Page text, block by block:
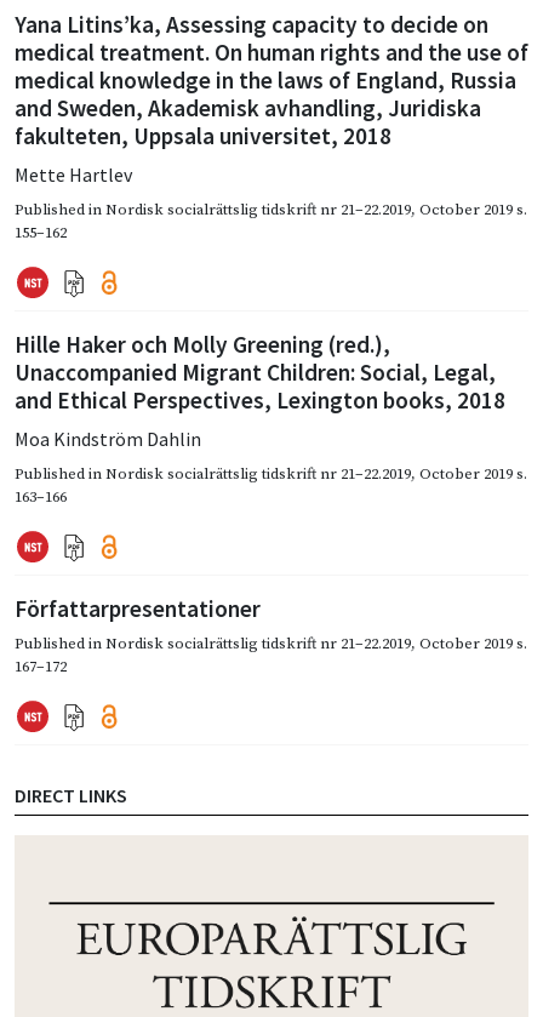
Yana Litins’ka, Assessing capacity to decide on
medical treatment. On human rights and the use of
medical knowledge in the laws of England, Russia
and Sweden, Akademisk avhandling, Juridiska
fakulteten, Uppsala universitet, 2018
Mette Hartlev
Published inNordisk socialrättslig tidskrift nr 21–22.2019, October 2019s.
155–162
Hille Haker och Molly Greening (red.),
Unaccompanied Migrant Children: Social, Legal,
and Ethical Perspectives, Lexington books, 2018
Moa Kindström Dahlin
Published inNordisk socialrättslig tidskrift nr 21–22.2019, October 2019s.
163–166
Författarpresentationer
Published inNordisk socialrättslig tidskrift nr 21–22.2019, October 2019s.
167–172
DIRECT LINKS